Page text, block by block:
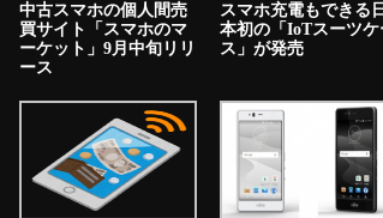
中古スマホの個人間売
買サイト「スマホのマ
ーケット」9月中旬リリ
ース
スマホ充電もできる日
本初の「IoTスーツケ
ス」が発売